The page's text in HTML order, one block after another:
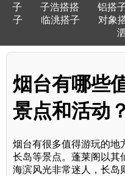
子
子浩搭搭 铝搭
子
临洮搭子 对象
烟台有哪些
景点和活动？
烟台有很多值得游玩的地
长岛等景点。蓬莱阁以其
海滨风光非常迷人，长岛